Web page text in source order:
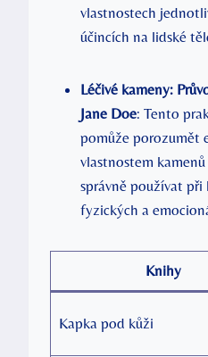
vlastnostech
účincích na lidské
Léčivé kameny:
Jane Doe: Tento
pomůže porozumět
vlastnostem
správně používat při
fyzických a
Knihy
Kapka pod kůži